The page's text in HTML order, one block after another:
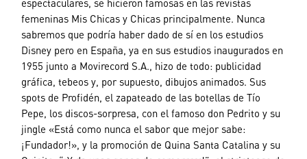
espectaculares, se hicieron famosas en las revistas
femeninas Mis Chicas y Chicas principalmente. Nunca
sabremos que podría haber dado de sí en los estudios
Disney pero en España, ya en sus estudios inaugurados en
1955 junto a Movirecord S.A., hizo de todo: publicidad
gráfica, tebeos y, por supuesto, dibujos animados. Sus
spots de Profidén, el zapateado de las botellas de Tío
Pepe, los discos-sorpresa, con el famoso don Pedrito y su
jingle «Está como nunca el sabor que mejor sabe:
¡Fundador!», y la promoción de Quina Santa Catalina y su